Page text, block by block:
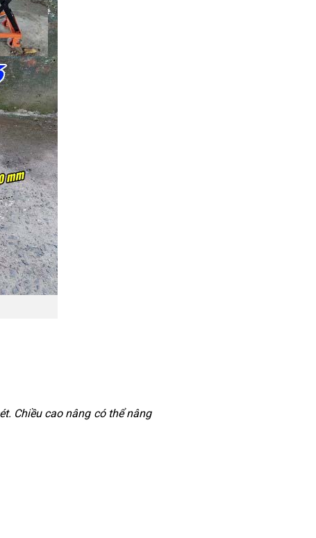
Chiều cao nâng có thể nâng